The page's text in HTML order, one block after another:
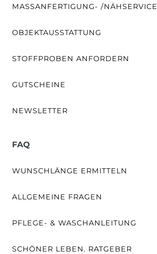
MASSANFERTIGUNG- /NÄHSERVICE
OBJEKTAUSSTATTUNG
STOFFPROBEN ANFORDERN
GUTSCHEINE
NEWSLETTER
FAQ
WUNSCHLÄNGE ERMITTELN
ALLGEMEINE FRAGEN
PFLEGE- & WASCHANLEITUNG
SCHÖNER LEBEN. RATGEBER